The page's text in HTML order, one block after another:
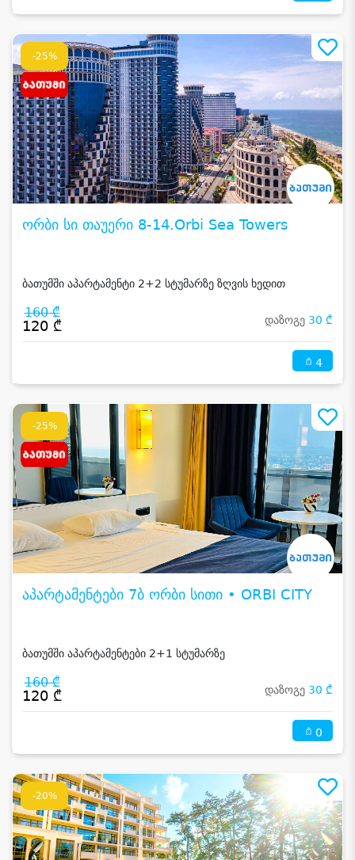
-25%
ორბი სი თაუერი 8-14.Orbi Sea Towers
ბათუმში აპარტამენტი 2+2 სტუმარზე ზღვის ხედით
160 ₾
120 ₾ დაზოგე 30 ₾
4
-25%
აპარტამენტები 7ბ ორბი სითი • ORBI CITY
ბათუმში აპარტამენტები 2+1 სტუმარზე
160 ₾
120 ₾ დაზოგე 30 ₾
0
-20%